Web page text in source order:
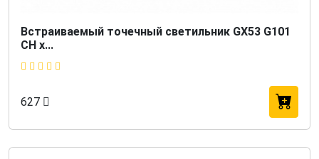
Встраиваемый точечный светильник GX53 G101
CH х...
627